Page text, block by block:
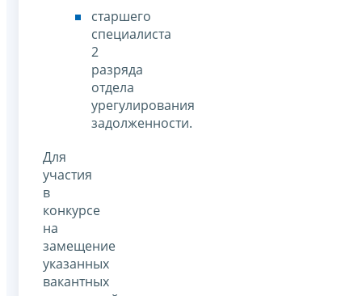
старшего
специалиста
2
разряда
отдела
урегулирования
задолженности.
Для
участия
в
конкурсе
на
замещение
указанных
вакантных